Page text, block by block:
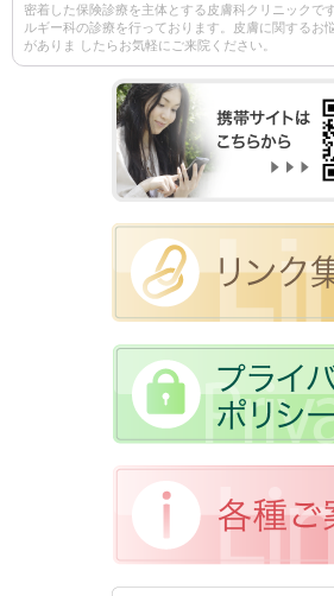
密着した保険診療を主体とする皮膚科クリニックで
ルギー科の診療を行っております。皮膚に関するお
がありま したらお気軽にご来院ください。